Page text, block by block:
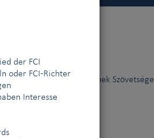
der FCI
oder FCI-Richter
Interesse
Országos Egyesületeinek Szövetsége